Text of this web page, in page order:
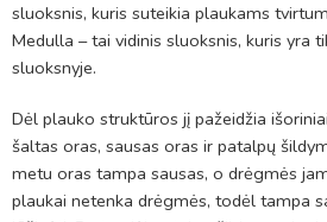
sluoksnis, kuris suteikia plaukams
Medulla – tai vidinis sluoksnis, kuris yra
sluoksnyje.
Dėl plauko struktūros jį pažeidžia
šaltas oras, sausas oras ir patalpų
metu oras tampa sausas, o drėgmės
plaukai netenka drėgmės, todėl tampa